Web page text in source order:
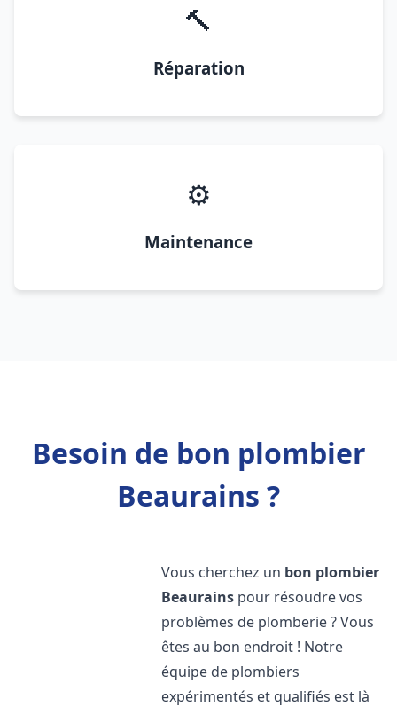
🔨
Réparation
⚙️
Maintenance
Besoin de bon plombier
Beaurains ?
Vous cherchez un bon plombier
Beaurains pour résoudre vos
problèmes de plomberie ? Vous
êtes au bon endroit ! Notre
équipe de plombiers
expérimentés et qualifiés est là